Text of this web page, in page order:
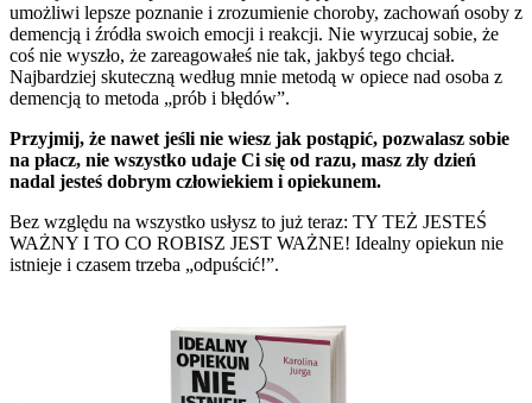
umożliwi lepsze poznanie i zrozumienie choroby, zachowań osoby z
demencją i źródła swoich emocji i reakcji. Nie wyrzucaj sobie, że
coś nie wyszło, że zareagowałeś nie tak, jakbyś tego chciał.
Najbardziej skuteczną według mnie metodą w opiece nad osoba z
demencją to metoda „prób i błędów”.
Przyjmij, że nawet jeśli nie wiesz jak postąpić, pozwalasz sobie
na płacz, nie wszystko udaje Ci się od razu, masz zły dzień
nadal jesteś dobrym człowiekiem i opiekunem.
Bez względu na wszystko usłysz to już teraz: TY TEŻ JESTEŚ
WAŻNY I TO CO ROBISZ JEST WAŻNE! Idealny opiekun nie
istnieje i czasem trzeba „odpuścić!”.